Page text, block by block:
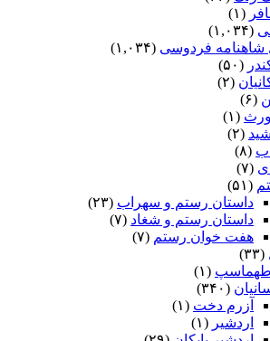
(۱)
(۱,۰۳۴)
شاهنامه فردوسی (۱,۰۳۴)
(۵۰)
(۲)
(۶)
(۱)
(۲)
(۸)
(۷)
(۵۱)
داستان رستم و سهراب (۲۳)
داستان رستم و شغاد (۷)
هفت خوان رستم‏ (۷)
(۳۳)
(۱)
(۳۴۰)
آزرم دخت (۱)
اردشیر (۱)